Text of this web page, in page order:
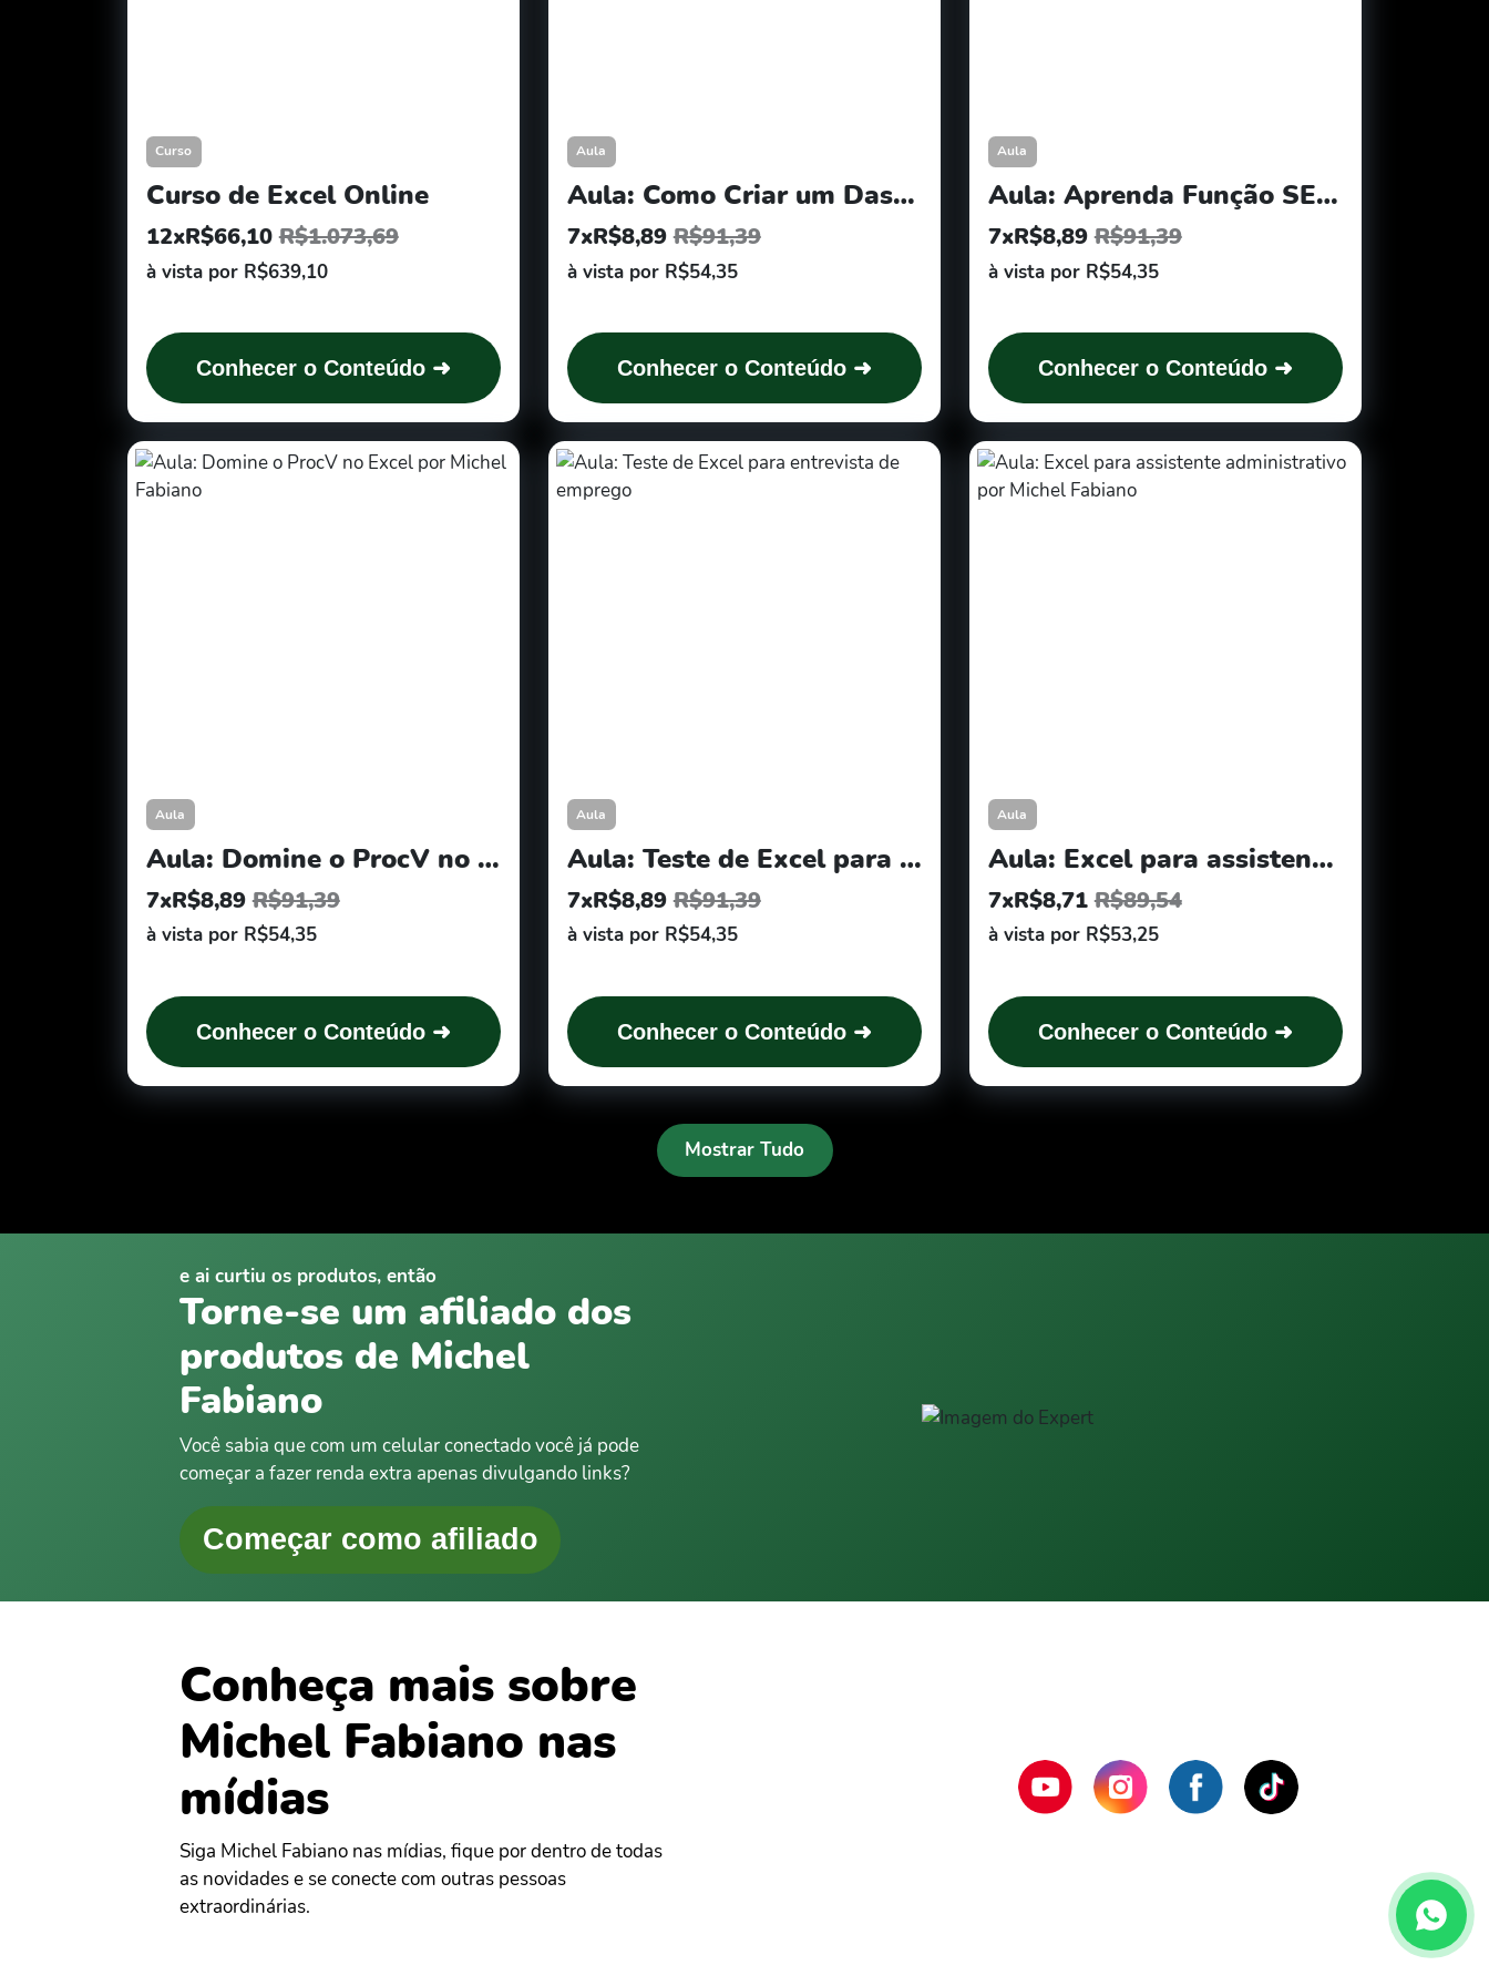
Curso
Curso de Excel Online
12xR$66,10R$1.073,69
à vista por R$639,10
Conhecer o Conteúdo ➜
Aula
Aula: Como Criar um Dashboard no Excel
7xR$8,89R$91,39
à vista por R$54,35
Conhecer o Conteúdo ➜
Aula
Aula: Aprenda Função SE no Excel por Michel Fabiano
7xR$8,89R$91,39
à vista por R$54,35
Conhecer o Conteúdo ➜
Aula
Aula: Domine o ProcV no Excel por Michel Fabiano
7xR$8,89R$91,39
à vista por R$54,35
Conhecer o Conteúdo ➜
Aula
Aula: Teste de Excel para entrevista de emprego
7xR$8,89R$91,39
à vista por R$54,35
Conhecer o Conteúdo ➜
Aula
Aula: Excel para assistente administrativo por Michel Fabiano
7xR$8,71R$89,54
à vista por R$53,25
Conhecer o Conteúdo ➜
Mostrar Tudo
e ai curtiu os produtos, então
Torne-se um afiliado dos
produtos de Michel
Fabiano
Você sabia que com um celular conectado você já pode
começar a fazer renda extra apenas divulgando links?
Começar como afiliado
Conheça mais sobre
Michel Fabiano nas
mídias
Siga Michel Fabiano nas mídias, fique por dentro de todas
as novidades e se conecte com outras pessoas
extraordinárias.